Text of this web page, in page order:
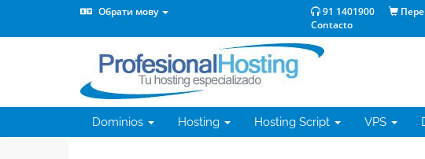
Обрати мову 91 1401900
Contacto
Dominios Hosting Hosting Script VPS